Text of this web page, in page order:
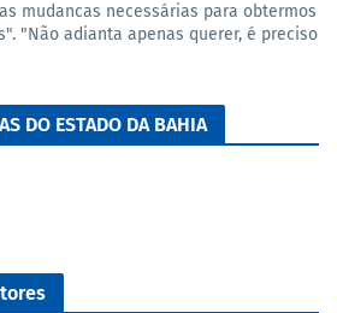
mudancas necessárias para obtermos
"Não adianta apenas querer, é preciso
DO ESTADO DA BAHIA